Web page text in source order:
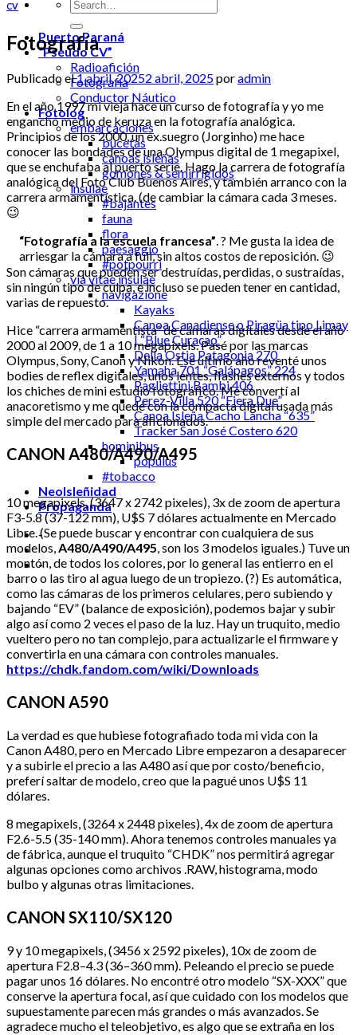
Puerto Paraná
“Pseudo CV”
Radioafición
Fotografía
Conductor Náutico
Fotolog
embarcaciones
bucetas
canoas isleñas
gomones & semirrigidos
insulae
#bajantes
fauna
flora
paesaggio
#potpourri
via vitae insulae
navigazione
Kayaks
Canoa Canadiense o Piragüa tipo Limay
| “Blue Curaçao”
Della Ostia Patagonia 270
Yamaha 701 “Galápagos” 224
Pagliettini Bambi 406
Perez-Villa 520 “Fiera Due”
Canoa Isleña Cacho Lancha “635”
Tracker San José Costero 620
hominibus
populus
#tobacco
NeoIsleñidad
Propaganda
-
-
CV
Fotografía
Publicado el1 abril, 20252 abril, 2025poradmin
En el año 1997 mi vieja hace un curso de fotografía y yo me
engancho medio de keruza en la fotografía analógica.
Principios de los 2000, un ex.suegro (Jorginho) me hace
conocer las bondades de una Olympus digital de 1 megapixel,
que se enchufaba al puerto serie. Hago la carrera de fotografía
analógica del Foto Club Buenos Aires, y también arranco con la
carrera armamentística. (de cambiar la cámara cada 3 meses.
😉
“Fotografía a la escuela francesa”. ? Me gusta la idea de
arriesgar la cámara a full, sin altos costos de reposición. 😉
Son cámaras que pueden ser destruídas, perdidas, o sustraídas,
sin ningún tipo de culpa, e incluso se pueden tener en cantidad,
varias de repuesto.
Hice “carrera armamentista” de cámaras digitales desde el año
2000 al 2009, de 1 a 10 megapixels. Pasé por las marcas
Olympus, Sony, Canon y Nikon. Ese último año reventé unos
bodies de reflex digitales, unos lentes, flashes externos y todos
los chiches de mini estudio fotográfico. Me convertí al
anacoretismo y me quedé con la compacta digital usada más
simple del mercado para aficionados.
CANON A480/A490/A495
10 megapixels, (3647 x 2742 pixeles), 3x de zoom de apertura
F3-5.8 (37-122 mm), U$S 7 dólares actualmente en Mercado
Libre. (Se puede buscar y encontrar con cualquiera de sus
modelos,A480/A490/A495, son los 3 modelos iguales.) Tuve un
montón, de todos los colores, por lo general las entierro en el
barro o las tiro al agua luego de un tropiezo. (?) Es automática,
como las cámaras de los primeros celulares, pero subiendo y
bajando “EV” (balance de exposición), podemos bajar y subir
algo así como 2 veces el paso de la luz. Hay un truquito, medio
vueltero pero no tan complejo, para actualizarle el firmware y
convertirla en una cámara con controles manuales.
https://chdk.fandom.com/wiki/Downloads
CANON A590
La verdad es que hubiese fotografiado toda mi vida con la
Canon A480, pero en Mercado Libre empezaron a desaparecer
y a subirle el precio a las A480 así que por costo/beneficio,
preferí saltar de modelo, creo que la pagué unos U$S 11
dólares.
8 megapixels, (3264 x 2448 pixeles), 4x de zoom de apertura
F2.6-5.5 (35-140 mm). Ahora tenemos controles manuales ya
de fábrica, aunque el truquito “CHDK” nos permitirá agregar
algunas opciones como archivos .RAW, histograma, modo
bulbo y algunas otras limitaciones.
CANON SX110/SX120
9 y 10 megapixels, (3456 x 2592 pixeles), 10x de zoom de
apertura F2.8–4.3 (36–360 mm). Peleando el precio se puede
pagar unos 16 dólares. No encontré otro modelo “SX-XXX” que
conserve la apertura focal, así que cuidado con los modelos que
supuestamente parecen más grandes o más avanzados. Se
agradece mucho el teleobjetivo, es algo que se extraña en los